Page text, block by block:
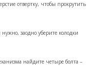
отвертку, чтобы прокрутить
заодно уберите колодки
найдите четыре болта –